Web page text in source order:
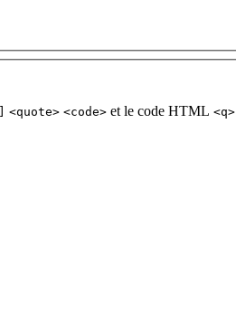
<quote> <code> et le code HTML <q>